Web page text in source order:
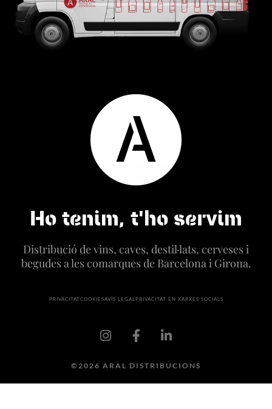
Ho tenim, t'ho servim
Distribució de vins, caves, destil·lats, cerveses i
begudes a les comarques de Barcelona i Girona.
PRIVACITATCOOKIESAVÍS LEGALPRIVACITAT EN XARXES SOCIALS
©2026 ARAL DISTRIBUCIONS